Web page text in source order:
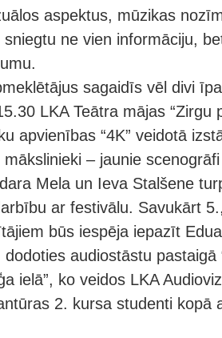
aspektus, mūzikas
ne vien informāciju,
sagaidīs vēl divi
LKA Teātra mājas “Zirgu
apvienības “4K” veidotā
– jaunie
Mela un Ieva Stalšene
ar festivālu. Savukārt
būs iespēja iepazīt
audiostāstu pastaigā
ielā”, ko veidos LKA
2. kursa studenti kopā